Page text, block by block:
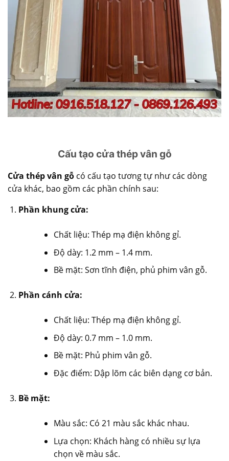
Cấu tạo cửa thép vân gỗ
Cửa thép vân gỗ có cấu tạo tương tự như các dòng
cửa khác, bao gồm các phần chính sau:
Phần khung cửa:
Chất liệu: Thép mạ điện không gỉ.
Độ dày: 1.2 mm – 1.4 mm.
Bề mặt: Sơn tĩnh điện, phủ phim vân gỗ.
Phần cánh cửa:
Chất liệu: Thép mạ điện không gỉ.
Độ dày: 0.7 mm – 1.0 mm.
Bề mặt: Phủ phim vân gỗ.
Đặc điểm: Dập lõm các biên dạng cơ bản.
Bề mặt:
Màu sắc: Có 21 màu sắc khác nhau.
Lựa chọn: Khách hàng có nhiều sự lựa
chọn về màu sắc.